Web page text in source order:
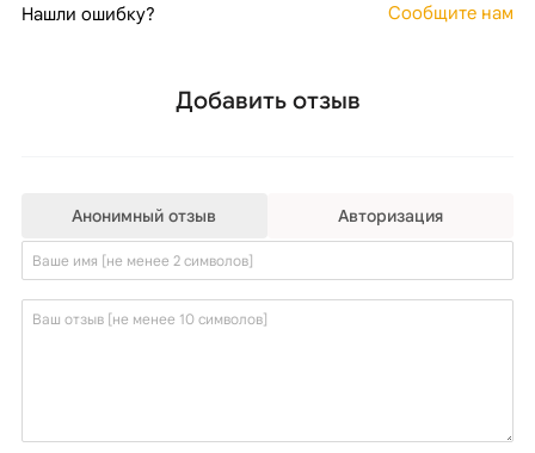
Нашли ошибку? Сообщите нам
Добавить отзыв
Анонимный отзыв Авторизация